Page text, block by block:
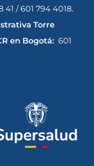
41 / 601 794 4018.
Torre
en Bogotá: 601